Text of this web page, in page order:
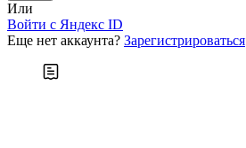
Или
Войти c Яндекс ID
Еще нет аккаунта? Зарегистрироваться